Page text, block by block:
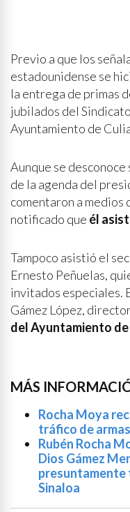
Previo a que los
estadounidense se
la entrega de primas
jubilados del
Ayuntamiento de
Aunque se
de la agenda del
comentaron a medios
notificado que él
Tampoco asistió el
Ernesto Peñuelas,
invitados especiales.
Gámez López,
del Ayuntamiento de
MÁS
Rocha Moya
tráfico de
Rubén Rocha
Dios Gámez
presuntamente
Sinaloa